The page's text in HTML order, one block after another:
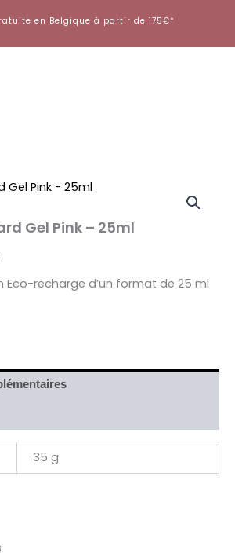
en Belgique à partir de 175€*
Gel Pink – 25ml
Eco-recharge d’un format de 25 ml
35 g